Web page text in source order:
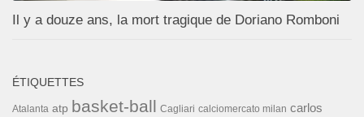
Il y a douze ans, la mort tragique de Doriano Romboni
ÉTIQUETTES
Atalanta atp basket-ball Cagliari calciomercato milan carlos